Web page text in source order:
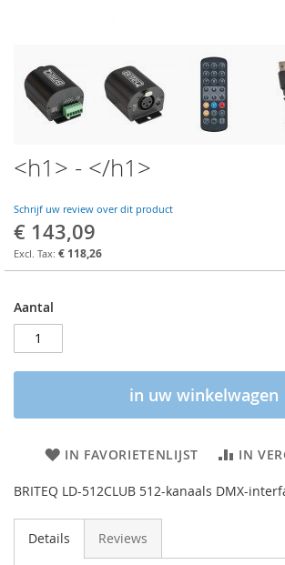
<h1> - </h1>
Schrijf uw review over dit product
€ 143,09
€ 118,26
Aantal
in uw winkelwagen
IN FAVORIETENLIJST IN
BRITEQ LD-512CLUB 512-kanaals DMX-
Details Reviews